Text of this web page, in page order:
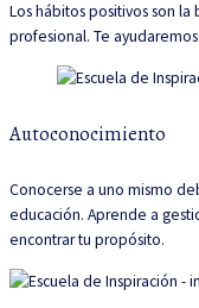
Los hábitos positivos son
profesional. Te
Autoconocimiento
Conocerse a uno mismo
educación. Aprende a
encontrar tu propósito.